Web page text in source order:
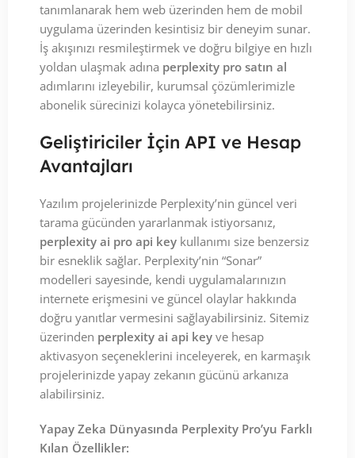
tanımlanarak hem web üzerinden hem de mobil
uygulama üzerinden kesintisiz bir deneyim sunar.
İş akışınızı resmileştirmek ve doğru bilgiye en hızlı
yoldan ulaşmak adına perplexity pro satın al
adımlarını izleyebilir, kurumsal çözümlerimizle
abonelik sürecinizi kolayca yönetebilirsiniz.
Geliştiriciler İçin API ve Hesap
Avantajları
Yazılım projelerinizde Perplexity’nin güncel veri
tarama gücünden yararlanmak istiyorsanız,
perplexity ai pro api key kullanımı size benzersiz
bir esneklik sağlar. Perplexity’nin “Sonar”
modelleri sayesinde, kendi uygulamalarınızın
internete erişmesini ve güncel olaylar hakkında
doğru yanıtlar vermesini sağlayabilirsiniz. Sitemiz
üzerinden perplexity ai api key ve hesap
aktivasyon seçeneklerini inceleyerek, en karmaşık
projelerinizde yapay zekanın gücünü arkanıza
alabilirsiniz.
Yapay Zeka Dünyasında Perplexity Pro’yu Farklı
Kılan Özellikler: